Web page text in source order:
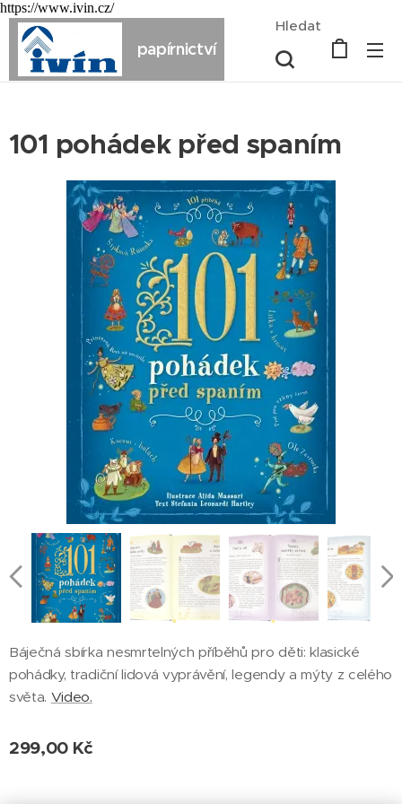
https://www.ivin.cz/
papírnictví
Hledat
101 pohádek před spaním
Báječná sbírka nesmrtelných příběhů pro děti: klasické
pohádky, tradiční lidová vyprávění, legendy a mýty z celého
světa. Video.
299,00 Kč